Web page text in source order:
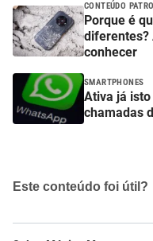
CONTEÚDO
Porque é
diferentes?
conhecer
SMARTPHONES
Ativa já
chamadas
Este conteúdo foi útil?
Este conteúdo contém